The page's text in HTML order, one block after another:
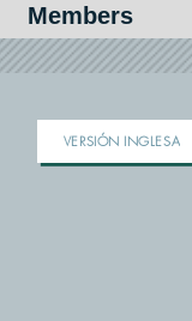
Members
VERSIÓN INGLESA